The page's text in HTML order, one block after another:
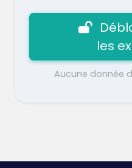
les
Aucune donnée